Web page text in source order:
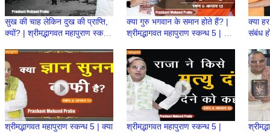
सुख की चाह लेकिन दुख की प्राप्ति,
क्यों? | श्रीमद्भागवत महापुराण स्कन्ध
Prabhu
क्या गुरु भगवान के समान होते हैं? |
श्रीमद्भागवत महापुराण स्कन्ध 5 | BP
Prabhu
क्या
संबंध
श्रीमद्भागवत महापुराण स्कन्ध 5 | क्या
श्रीमद्भागवत महापुराण स्कन्ध 5 |